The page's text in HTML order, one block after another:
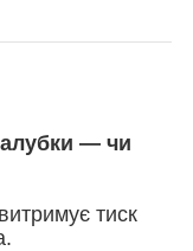
— чи
тиск